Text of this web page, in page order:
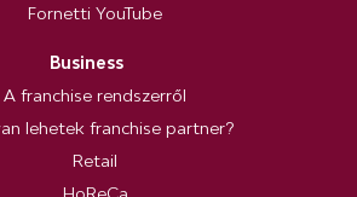
Fornetti YouTube
Business
A franchise rendszerről
lehetek franchise partner?
Retail